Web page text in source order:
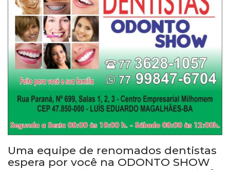
Uma equipe de renomados dentistas
espera por você na ODONTO SHOW